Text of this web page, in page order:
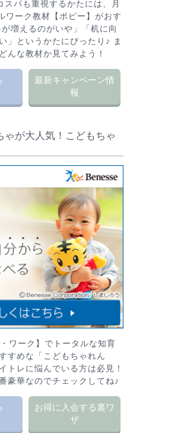
スパも重視するかたには、月
ワーク教材【ポピー】がおす
増えるのがいや」「机に向
」というかたにぴったり♪ ま
んな教材か見てみよう！
最新キャンペーン情
報
ゃが大人気！こどもちゃ
ワーク】でトータルな知育
すめな「こどもちゃれん
トレに悩んでいる方は必見！
豪華なのでチェックしてね♪
お得に入会する裏ワ
ザ